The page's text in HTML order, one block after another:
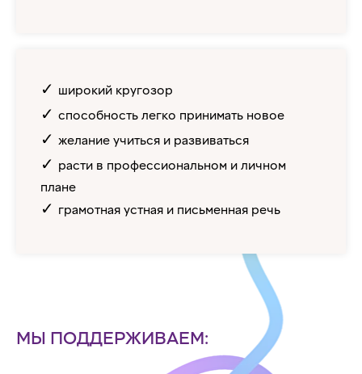
✓ широкий кругозор
✓ способность легко принимать новое
✓ желание учиться и развиваться
✓ расти в профессиональном и личном
плане
✓ грамотная устная и письменная речь
МЫ ПОДДЕРЖИВАЕМ: